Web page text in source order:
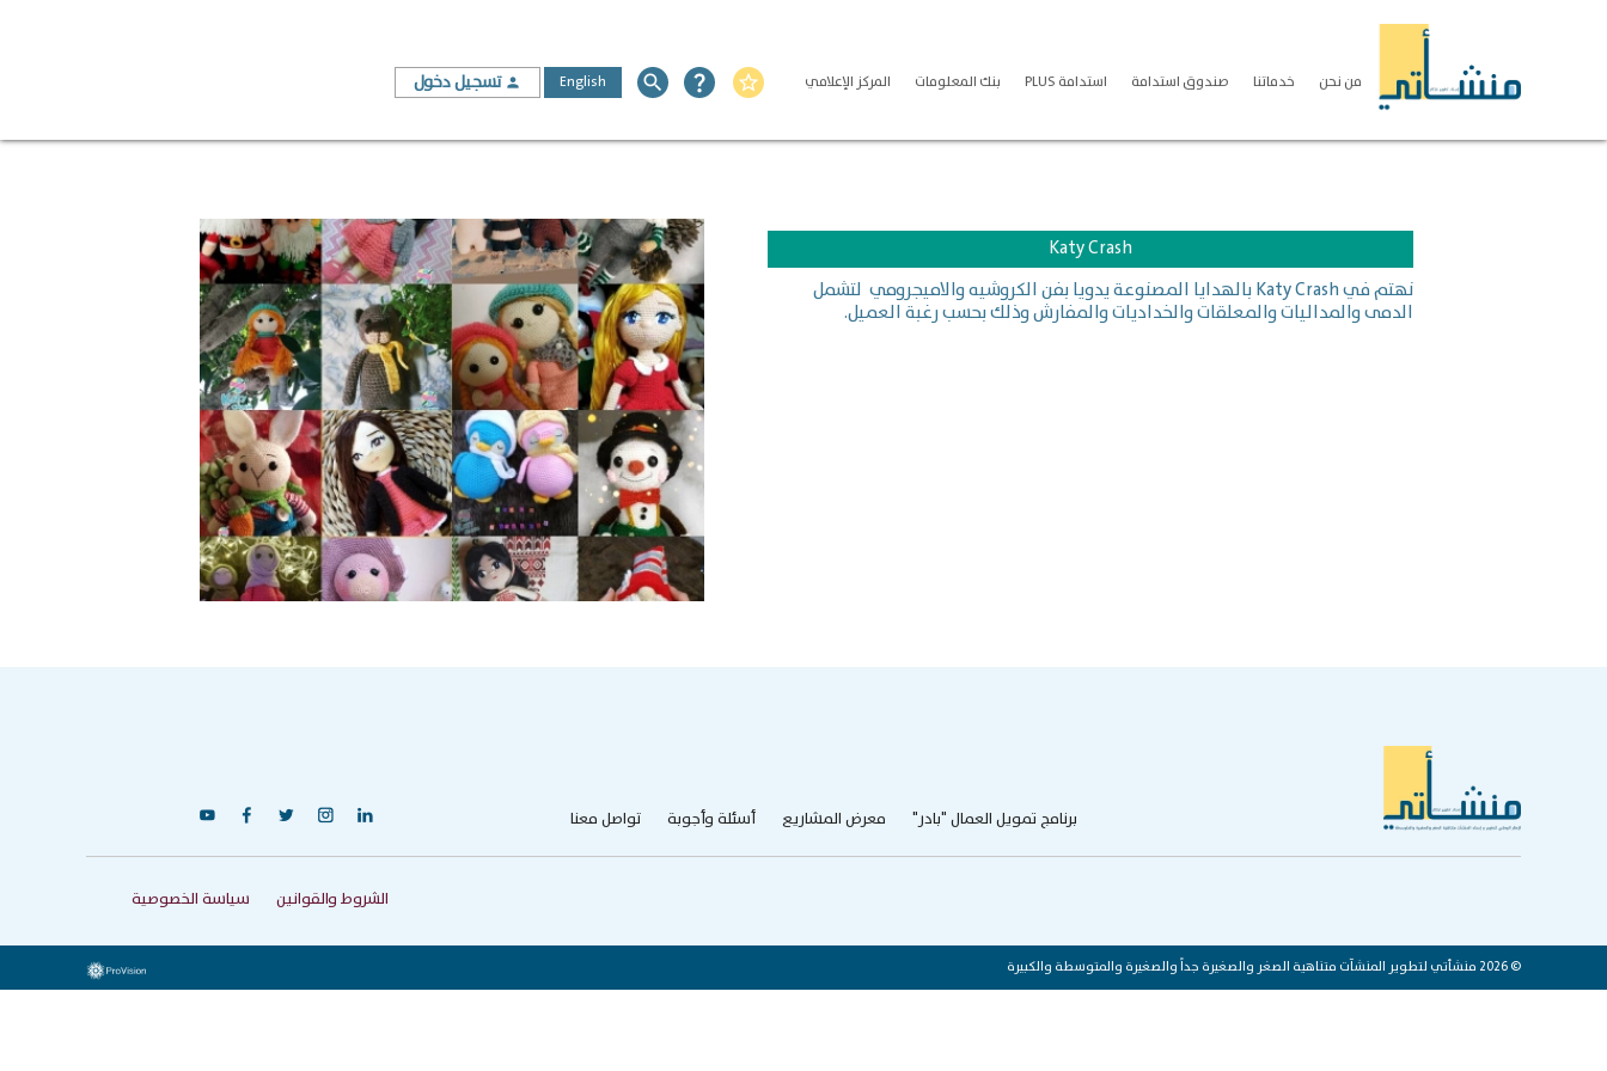
من نحن خدماتنا صندوق استدامة استدامة PLUS بنك المعلومات المركز الإعلامي star_border
question_mark
search
English
person تسجيل دخول
Katy Crash
نهتم في Katy Crash بالهدايا المصنوعة يدويا بفن الكروشيه والاميجرومي لتشمل
الدمى والمداليات والمعلقات والخداديات والمفارش وذلك بحسب رغبة العميل.
برنامج تمويل العمال "بادر" معرض المشاريع أسئلة وأجوبة تواصل معنا i
c
t
f
y
الشروط والقوانين سياسة الخصوصية
© 2026 منشأتي لتطوير المنشآت متناهية الصغر والصغيرة جداً والصغيرة والمتوسطة والكبيرة